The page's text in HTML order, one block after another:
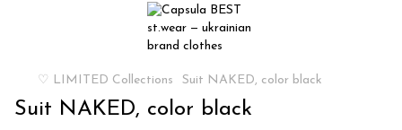
♡ LIMITED Collections Suit NAKED, color black
Suit NAKED, color black